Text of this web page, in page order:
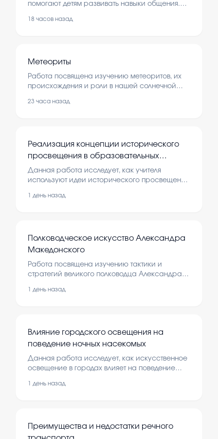
помогают детям развивать навыки общения.
умения взаимодействовать с окружающими.
18 часов назад
Метеориты
Работа посвящена изучению метеоритов, их
происхождения и роли в нашей солнечной
особенности их состава, пути попадания на
23 часа назад
Реализация концепции исторического
просвещения в образовательных
организациях в работе учителя истории
и обществознания
Данная работа исследует, как учителя
используют идеи исторического просвещения
обществу. Важно понять, каким образом эти
1 день назад
Полководческое искусство Александра
Македонского
Работа посвящена изучению тактики и
стратегий великого полководца Александра
военные кампании, методы ведения боя и
1 день назад
Влияние городского освещения на
поведение ночных насекомых
Данная работа исследует, как искусственное
освещение в городах влияет на поведение
изменения в поведении насекомых могут
света на природу.
1 день назад
Преимущества и недостатки речного